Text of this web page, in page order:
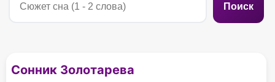
Поиск
Сонник Золотарева